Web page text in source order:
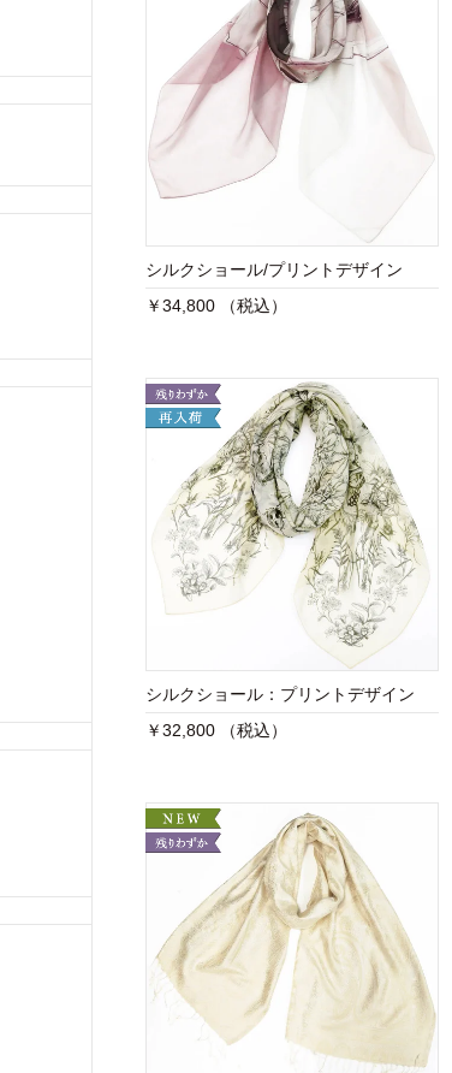
シルクショール/プリントデザイン
￥34,800 （税込）
シルクショール：プリントデザイン
￥32,800 （税込）